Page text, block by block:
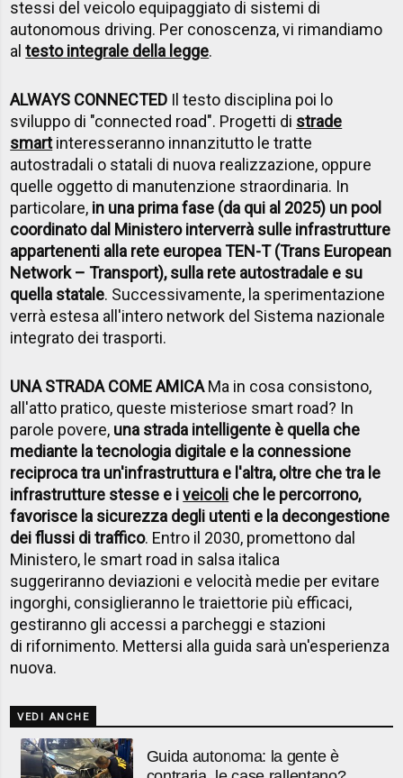
stessi del veicolo equipaggiato di sistemi di
autonomous driving. Per conoscenza, vi rimandiamo
altesto integrale della legge.
ALWAYS CONNECTED Il testo disciplina poi lo
sviluppo di "connected road". Progetti di strade
smartinteresseranno innanzitutto le tratte
autostradali o statali di nuova realizzazione, oppure
quelle oggetto di manutenzione straordinaria. In
particolare, in una prima fase (da qui al 2025) un pool
coordinato dal Ministero interverrà sulle infrastrutture
appartenenti alla rete europea TEN-T (Trans European
Network – Transport), sulla rete autostradale e su
quella statale. Successivamente, la sperimentazione
verrà estesa all'intero network del Sistema nazionale
integrato dei trasporti.
UNA STRADA COME AMICAMa in cosa consistono,
all'atto pratico, queste misteriose smart road? In
parole povere, una strada intelligente è quella che
mediante la tecnologia digitale e la connessione
reciproca tra un'infrastruttura e l'altra, oltre che tra le
infrastrutture stesse e iveicoli che le percorrono,
favorisce la sicurezza degli utenti e la decongestione
dei flussi di traffico. Entro il 2030, promettono dal
Ministero, le smart road in salsa italica
suggeriranno deviazioni e velocità medie per evitare
ingorghi, consiglieranno le traiettorie più efficaci,
gestiranno gli accessi a parcheggi e stazioni
di rifornimento. Mettersi alla guida sarà un'esperienza
nuova.
VEDI ANCHE
Guida autonoma: la gente è